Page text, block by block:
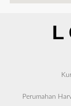
Perumahan